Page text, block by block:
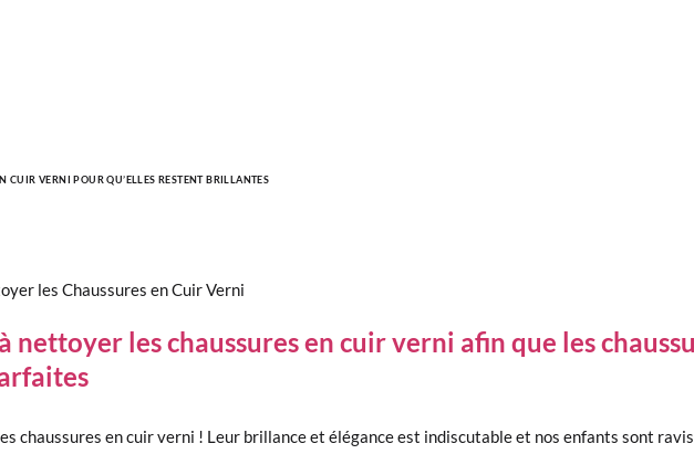
CUIR VERNI POUR QU’ELLES RESTENT BRILLANTES
nettoyer les chaussures en cuir verni afin que les
chaussures en cuir verni ! Leur brillance et élégance est indiscutable et nos enfants sont